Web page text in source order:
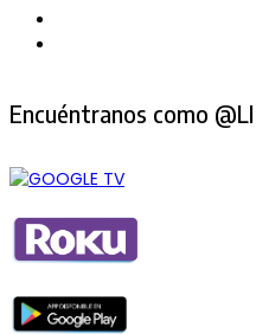
Encuéntranos como